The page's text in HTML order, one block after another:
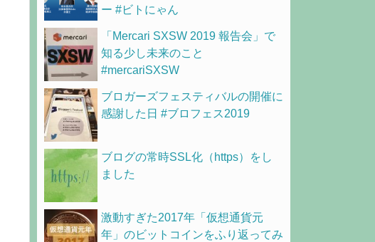
ー #ビトにゃん
「Mercari SXSW 2019 報告会」で
知る少し未来のこと
#mercariSXSW
ブロガーズフェスティバルの開催に
感謝した日 #ブロフェス2019
ブログの常時SSL化（https）をし
ました
激動すぎた2017年「仮想通貨元
年」のビットコインをふり返ってみ